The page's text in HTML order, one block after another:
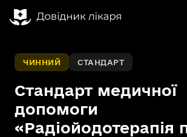
ЧИННИЙ СТАНДАРТ
Стандарт медичної
допомоги
«Радіойодотерапія